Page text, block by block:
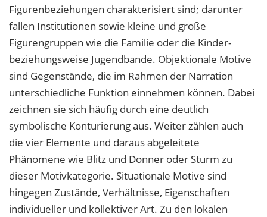
Figurenbeziehungen charakterisiert sind; darunter
fallen Institutionen sowie kleine und große
Figurengruppen wie die Familie oder die Kinder-
beziehungsweise Jugendbande. Objektionale Motive
sind Gegenstände, die im Rahmen der Narration
unterschiedliche Funktion einnehmen können. Dabei
zeichnen sie sich häufig durch eine deutlich
symbolische Konturierung aus. Weiter zählen auch
die vier Elemente und daraus abgeleitete
Phänomene wie Blitz und Donner oder Sturm zu
dieser Motivkategorie. Situationale Motive sind
hingegen Zustände, Verhältnisse, Eigenschaften
individueller und kollektiver Art. Zu den lokalen